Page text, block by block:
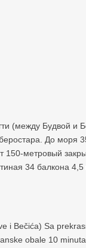
(между Будвой и
До
150-метровый
34 балкона
i Bečića) Sa
obale 10